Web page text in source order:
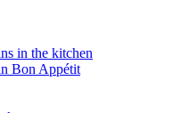
in the kitchen
Bon Appétit